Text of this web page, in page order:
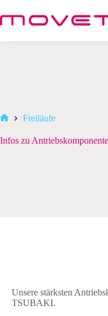
Inhalt
springen
Freiläufe
Infos zu
Unsere stärksten
TSUBAKI.